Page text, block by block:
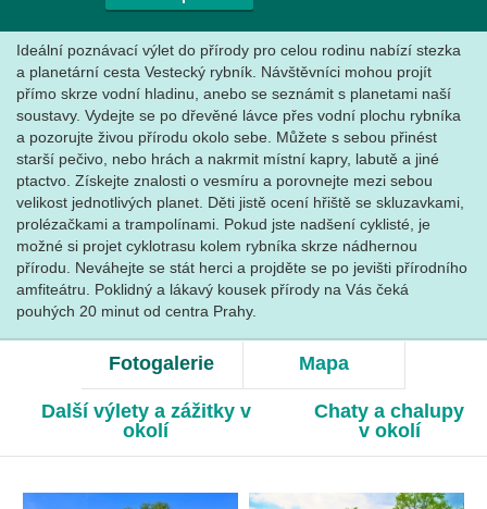
Ideální poznávací výlet do přírody pro celou rodinu nabízí stezka
a planetární cesta Vestecký rybník. Návštěvníci mohou projít
přímo skrze vodní hladinu, anebo se seznámit s planetami naší
soustavy. Vydejte se po dřevěné lávce přes vodní plochu rybníka
a pozorujte živou přírodu okolo sebe. Můžete s sebou přinést
starší pečivo, nebo hrách a nakrmit místní kapry, labutě a jiné
ptactvo. Získejte znalosti o vesmíru a porovnejte mezi sebou
velikost jednotlivých planet. Děti jistě ocení hřiště se skluzavkami,
prolézačkami a trampolínami. Pokud jste nadšení cyklisté, je
možné si projet cyklotrasu kolem rybníka skrze nádhernou
přírodu. Neváhejte se stát herci a projděte se po jevišti přírodního
amfiteátru. Poklidný a lákavý kousek přírody na Vás čeká
pouhých 20 minut od centra Prahy.
Fotogalerie Mapa
Další výlety a zážitky v
okolí
Chaty a chalupy
v okolí